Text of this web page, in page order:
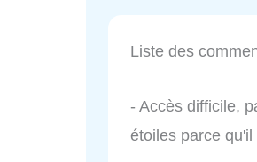
Liste des
- Accès difficile,
étoiles parce